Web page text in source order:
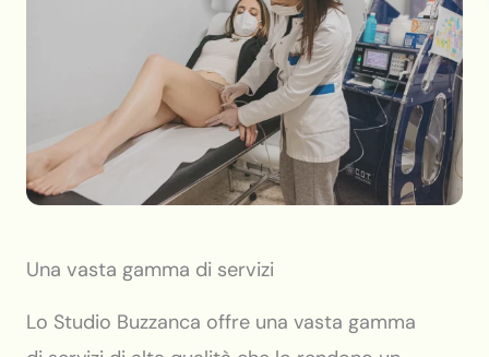
Una vasta gamma di servizi
Lo Studio Buzzanca offre una vasta gamma